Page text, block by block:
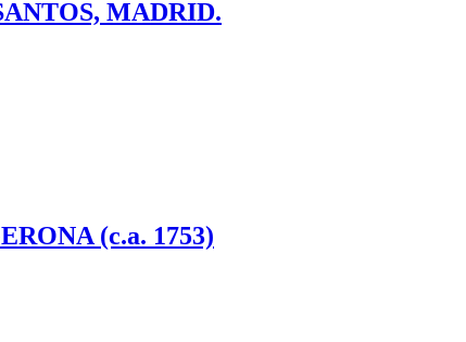
MADRID.
(c.a. 1753)